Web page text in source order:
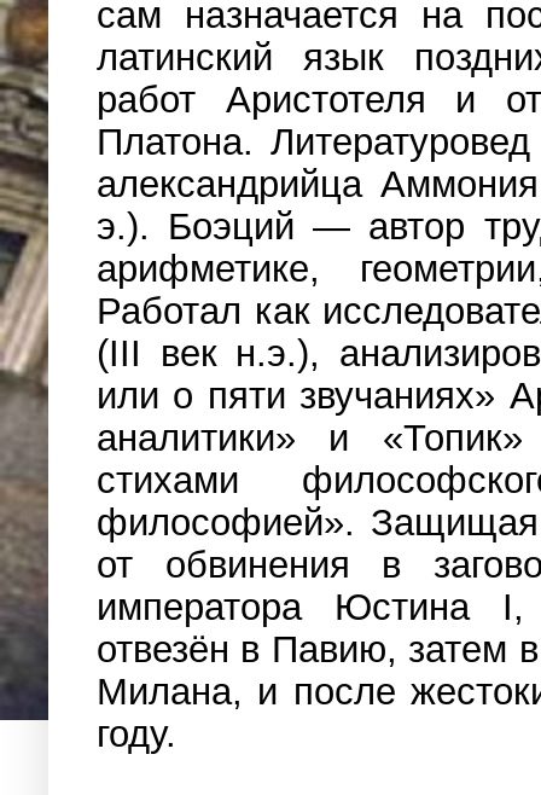
сам назначается на
латинский язык
работ Аристотеля и
Платона.
александрийца
э.). Боэций — aвтор
арифметике,
Работал как
(III век н.э.),
или о пяти звучаниях»
аналитики» и
стихами
философией». Защищая
от обвинения в
императора Юстина
отвезён в Павию, затем
Милана, и после
году.